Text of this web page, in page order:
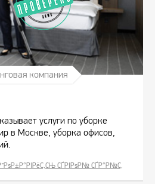
компания
услуги по уборке
в Москве, уборка офисов,
СЃРІРѕР№ СЃР°Р№С‚